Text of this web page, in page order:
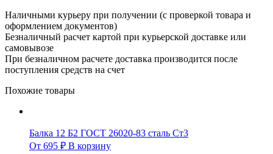
Наличными курьеру при получении (с проверкой товара и
оформлением документов)
Безналичный расчет картой при курьерской доставке или
самовывозе
При безналичном расчете доставка производится после
поступления средств на счет
Похожие товары
Балка 12 Б2 ГОСТ 26020-83 сталь Ст3
От 695 ₽ В корзину